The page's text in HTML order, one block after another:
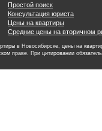
Простой поиск
Консультация юриста
Цены на квартиры
Средние цены на вторичном
в Новосибирске, цены на
праве. При цитировании